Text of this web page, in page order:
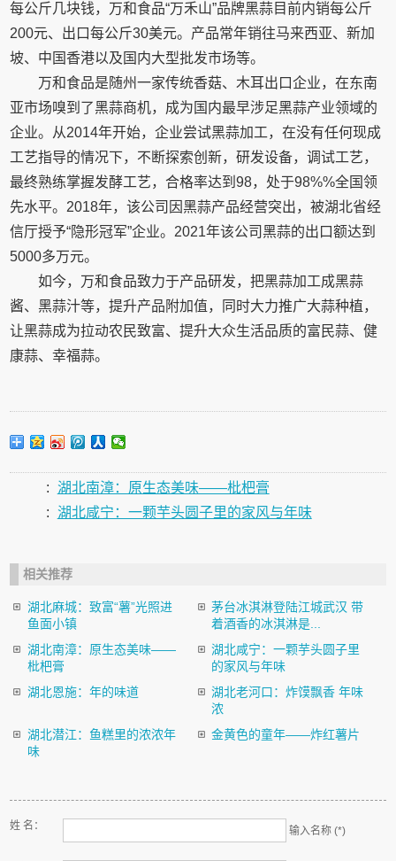
每公斤几块钱，万和食品“万禾山”品牌黑蒜目前内销每公斤
200元、出口每公斤30美元。产品常年销往马来西亚、新加
坡、中国香港以及国内大型批发市场等。
万和食品是随州一家传统香菇、木耳出口企业，在东南
亚市场嗅到了黑蒜商机，成为国内最早涉足黑蒜产业领域的
企业。从2014年开始，企业尝试黑蒜加工，在没有任何现成
工艺指导的情况下，不断探索创新，研发设备，调试工艺，
最终熟练掌握发酵工艺，合格率达到98，处于98%%全国领
先水平。2018年，该公司因黑蒜产品经营突出，被湖北省经
信厅授予“隐形冠军”企业。2021年该公司黑蒜的出口额达到
5000多万元。
如今，万和食品致力于产品研发，把黑蒜加工成黑蒜
酱、黑蒜汁等，提升产品附加值，同时大力推广大蒜种植，
让黑蒜成为拉动农民致富、提升大众生活品质的富民蒜、健
康蒜、幸福蒜。
: 湖北南漳：原生态美味——枇杷膏
: 湖北咸宁：一颗芋头圆子里的家风与年味
相关推荐
湖北麻城：致富“薯”光照进
鱼面小镇
茅台冰淇淋登陆江城武汉 带
着酒香的冰淇淋是...
湖北南漳：原生态美味——
枇杷膏
湖北咸宁：一颗芋头圆子里
的家风与年味
湖北恩施：年的味道
湖北老河口：炸馍飘香 年味
浓
湖北潜江：鱼糕里的浓浓年
味
金黄色的童年——炸红薯片
姓 名： 输入名称 (*)